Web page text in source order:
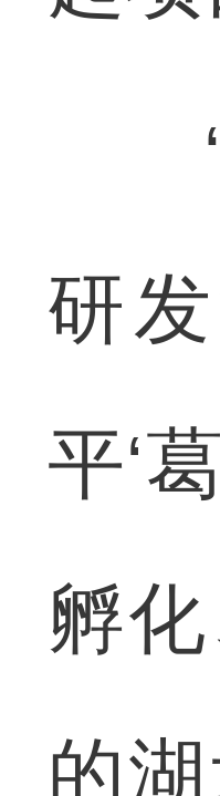
“
研
平‘
孵
的